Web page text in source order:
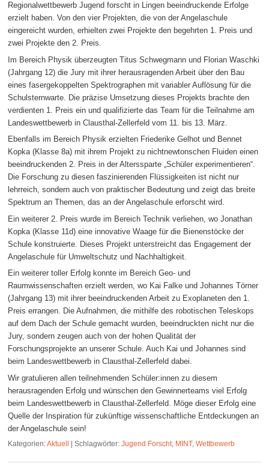
Regionalwettbewerb Jugend forscht in Lingen beeindruckende Erfolge
erzielt haben. Von den vier Projekten, die von der Angelaschule
eingereicht wurden, erhielten zwei Projekte den begehrten 1. Preis und
zwei Projekte den 2. Preis.
Im Bereich Physik überzeugten Titus Schwegmann und Florian Waschki
(Jahrgang 12) die Jury mit ihrer herausragenden Arbeit über den Bau
eines fasergekoppelten Spektrographen mit variabler Auflösung für die
Schulsternwarte. Die präzise Umsetzung dieses Projekts brachte den
verdienten 1. Preis ein und qualifizierte das Team für die Teilnahme am
Landeswettbewerb in Clausthal-Zellerfeld vom 11. bis 13. März.
Ebenfalls im Bereich Physik erzielten Friederike Gelhot und Bennet
Kopka (Klasse 8a) mit ihrem Projekt zu nichtnewtonschen Fluiden einen
beeindruckenden 2. Preis in der Alterssparte „Schüler experimentieren“.
Die Forschung zu diesen faszinierenden Flüssigkeiten ist nicht nur
lehrreich, sondern auch von praktischer Bedeutung und zeigt das breite
Spektrum an Themen, das an der Angelaschule erforscht wird.
Ein weiterer 2. Preis wurde im Bereich Technik verliehen, wo Jonathan
Kopka (Klasse 11d) eine innovative Waage für die Bienenstöcke der
Schule konstruierte. Dieses Projekt unterstreicht das Engagement der
Angelaschule für Umweltschutz und Nachhaltigkeit.
Ein weiterer toller Erfolg konnte im Bereich Geo- und
Raumwissenschaften erzielt werden, wo Kai Falke und Johannes Törner
(Jahrgang 13) mit ihrer beeindruckenden Arbeit zu Exoplaneten den 1.
Preis errangen. Die Aufnahmen, die mithilfe des robotischen Teleskops
auf dem Dach der Schule gemacht wurden, beeindruckten nicht nur die
Jury, sondern zeugen auch von der hohen Qualität der
Forschungsprojekte an unserer Schule. Auch Kai und Johannes sind
beim Landeswettbewerb in Clausthal-Zellerfeld dabei.
Wir gratulieren allen teilnehmenden Schüler:innen zu diesem
herausragenden Erfolg und wünschen den Gewinnerteams viel Erfolg
beim Landeswettbewerb in Clausthal-Zellerfeld. Möge dieser Erfolg eine
Quelle der Inspiration für zukünftige wissenschaftliche Entdeckungen an
der Angelaschule sein!
Kategorien:Aktuell |Schlagwörter: Jugend Forscht, MINT,Wettbewerb